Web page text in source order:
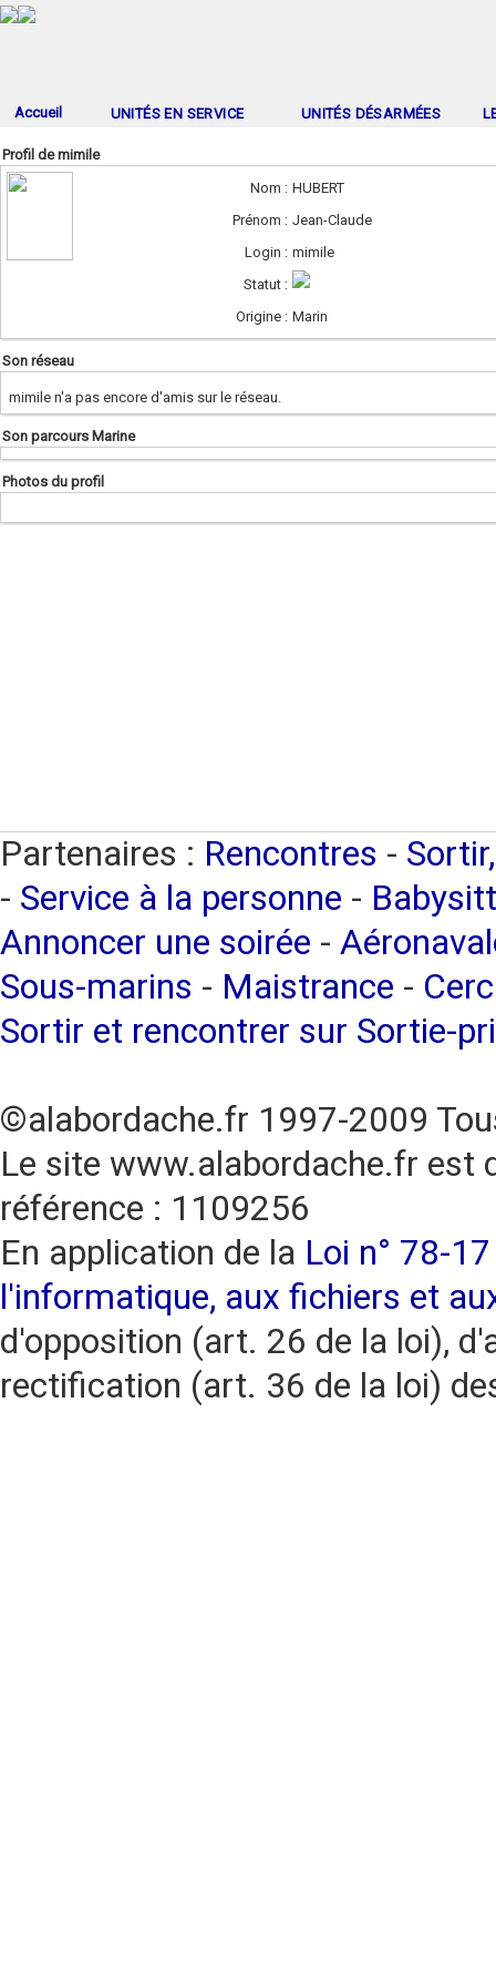
Accueil UNITÉS EN SERVICE UNITÉS DÉSARMÉES
Profil de mimile
Nom : HUBERT
Prénom : Jean-Claude
Login : mimile
Statut :
Origine : Marin
Son réseau
mimile n'a pas encore d'amis sur le réseau.
Son parcours Marine
Photos du profil
Partenaires : Rencontres -
- Service à la personne -
Annoncer une soirée -
Sous-marins - Maistrance -
Sortir et rencontrer sur Sortie-
©alabordache.fr 1997-2009
Le site www.alabordache.fr est
référence : 1109256
En application de la Loi n° 78-
l'informatique, aux fichiers et
d'opposition (art. 26 de la loi),
rectification (art. 36 de la loi)